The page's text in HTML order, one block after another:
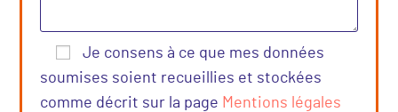
Je consens à ce que mes données
soumises soient recueillies et stockées
comme décrit sur la page Mentions légales